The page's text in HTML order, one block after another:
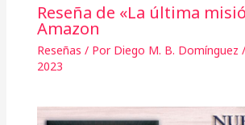
Reseña de «La última
Amazon
Reseñas / Por Diego M. B. Domínguez /
2023